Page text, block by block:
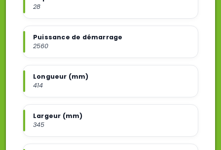
28
Puissance de démarrage
2560
Longueur (mm)
414
Largeur (mm)
345